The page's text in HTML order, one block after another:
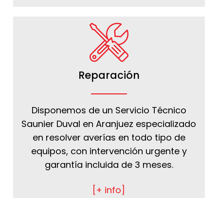
Reparación
Disponemos de un Servicio Técnico
Saunier Duval en Aranjuez especializado
en resolver averías en todo tipo de
equipos, con intervención urgente y
garantía incluida de 3 meses.
[+ info]